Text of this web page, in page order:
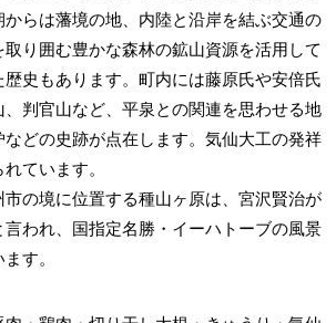
からは藩境の地、内陸と沿岸を結ぶ交通の
り囲む豊かな森林の鉱山資源を活用して
史もあります。町内には藤原氏や安倍氏
、判官山など、平泉との関連を思わせる地
どの史跡が点在します。気仙大工の発祥
ています。
の境に位置する種山ヶ原は、宮沢賢治が
言われ、国指定名勝・イーハトーブの風景
す。